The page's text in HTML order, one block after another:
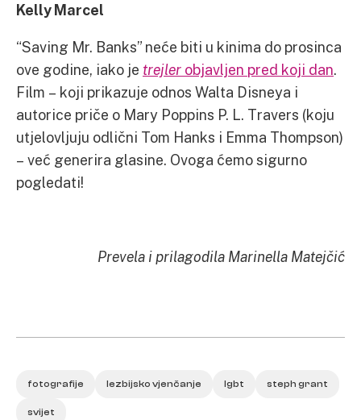
Kelly Marcel
“Saving Mr. Banks” neće biti u kinima do prosinca
ove godine, iako je trejler objavljen pred koji dan.
Film – koji prikazuje odnos Walta Disneya i
autorice priče o Mary Poppins P. L. Travers (koju
utjelovljuju odlični Tom Hanks i Emma Thompson)
– već generira glasine. Ovoga ćemo sigurno
pogledati!
Prevela i prilagodila Marinella Matejčić
fotografije lezbijsko vjenčanje lgbt steph grant
svijet